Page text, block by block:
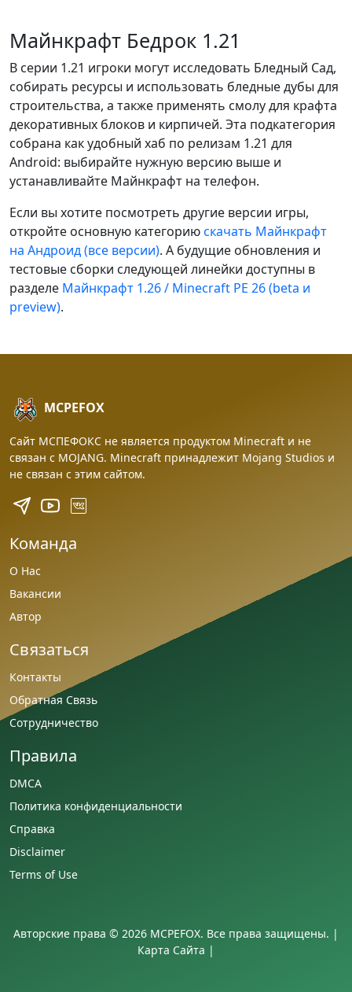
Майнкрафт Бедрок 1.21
В серии 1.21 игроки могут исследовать Бледный Сад,
собирать ресурсы и использовать бледные дубы для
строительства, а также применять смолу для крафта
декоративных блоков и кирпичей. Эта подкатегория
собрана как удобный хаб по релизам 1.21 для
Android: выбирайте нужную версию выше и
устанавливайте Майнкрафт на телефон.
Если вы хотите посмотреть другие версии игры,
откройте основную категориюскачать Майнкрафт
на Андроид (все версии). А будущие обновления и
тестовые сборки следующей линейки доступны в
разделе Майнкрафт 1.26 / Minecraft PE 26 (beta и
preview).
MCPEFOX
Сайт МСПЕФОКС не является продуктом Minecraft и не
связан с MOJANG. Minecraft принадлежит Mojang Studios и
не связан с этим сайтом.
Команда
О Нас
Вакансии
Автор
Связаться
Контакты
Обратная Связь
Сотрудничество
Правила
DMCA
Политика конфиденциальности
Справка
Disclaimer
Terms of Use
Авторские права © 2026 MCPEFOX. Все права защищены. |
Карта Сайта |